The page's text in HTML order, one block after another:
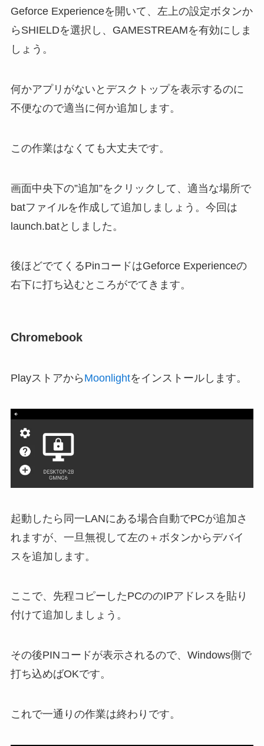
Geforce Experienceを開いて、左上の設定ボタンか
らSHIELDを選択し、GAMESTREAMを有効にしま
しょう。
何かアプリがないとデスクトップを表示するのに
不便なので適当に何か追加します。
この作業はなくても大丈夫です。
画面中央下の”追加”をクリックして、適当な場所で
batファイルを作成して追加しましょう。今回は
launch.batとしました。
後ほどでてくるPinコードはGeforce Experienceの
右下に打ち込むところがでてきます。
Chromebook
Playストアから Moonlightをインストールします。
起動したら同一LANにある場合自動でPCが追加さ
れますが、一旦無視して左の＋ボタンからデバイ
スを追加します。
ここで、先程コピーしたPCののIPアドレスを貼り
付けて追加しましょう。
その後PINコードが表示されるので、Windows側で
打ち込めばOKです。
これで一通りの作業は終わりです。